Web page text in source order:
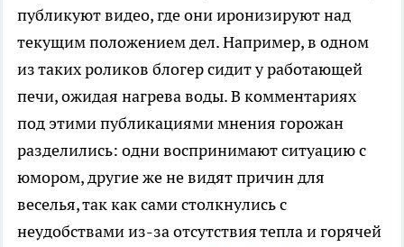
публикуют видео, где они иронизируют над
текущим положением дел. Например, в одном
из таких роликов блогер сидит у работающей
печи, ожидая нагрева воды. В комментариях
под этими публикациями мнения горожан
разделились: одни воспринимают ситуацию с
юмором, другие же не видят причин для
веселья, так как сами столкнулись с
неудобствами из-за отсутствия тепла и горячей